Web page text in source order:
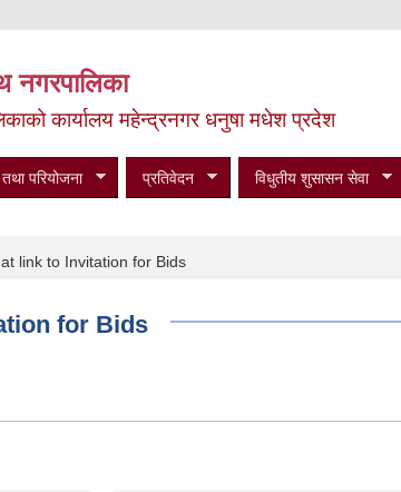
नगरपालिका
कार्यालय महेन्द्रनगर धनुषा मधेश प्रदेश
परियोजना प्रतिवेदन विधुतीय शुसासन सेवा
link to Invitation for Bids
for Bids